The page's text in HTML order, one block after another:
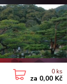
0 ks
za 0,00 Kč